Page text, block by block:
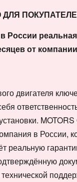
ДЛЯ
России
от
двигателя
в России,
реальную